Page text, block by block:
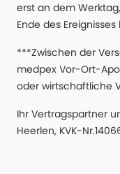
erst an dem
Ende des
***Zwischen der
medpex Vor-Ort-
oder wirtschaftliche
Ihr Vertragspartner
Heerlen, KVK-